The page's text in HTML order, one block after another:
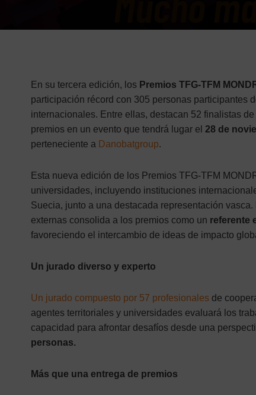
En su tercera edición, los Premios TFG-TFM
participación récord con 305 personas participantes
internacionales. Entre ellas, destacan 52 finalistas
premios en un evento que tendrá lugar el 28 de
perteneciente a Danobatgroup.
Esta nueva edición de los Premios TFG-TFM
universidades, incluyendo instituciones
Suecia, junto a una destacada representación
externas consolida a los premios como un referente
favoreciendo el intercambio de ideas de impacto
Un jurado diverso y experto
Un jurado compuesto por 57 profesionales de
agentes territoriales y universidades evaluará los
capacidad para afrontar desafíos desde una
personas.
Más que una entrega de premios